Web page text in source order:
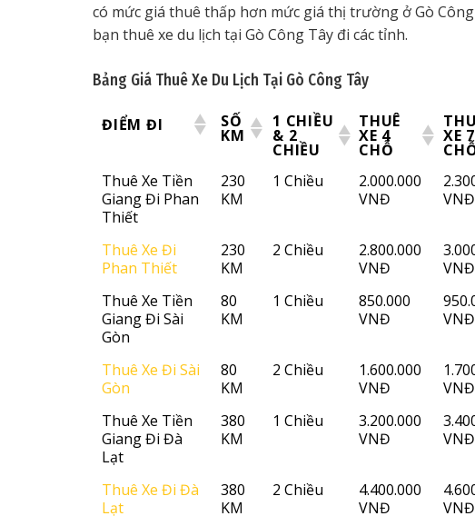
có mức giá thuê thấp hơn mức giá thị trường ở Gò
bạn thuê xe du lịch tại Gò Công Tây đi các tỉnh.
Bảng Giá Thuê Xe Du Lịch Tại Gò Công Tây
ĐIỂM ĐI SỐ
KM
1 CHIỀU
& 2
CHIỀU
THUÊ
XE 4
CHỖ
XE 7
ĐIỂM ĐI
SỐ
KM
1 CHIỀU
& 2
THUÊ
XE 4
CHỖ
XE 7
CHỖ
Thuê Xe Tiền
Giang Đi Phan
Thiết
230
KM
1 Chiều
2.000.000
VNĐ
VNĐ
Thuê Xe Đi
Phan Thiết
230
KM
2 Chiều
2.800.000
VNĐ
VNĐ
Thuê Xe Tiền
Giang Đi Sài
Gòn
80
KM
1 Chiều
850.000
VNĐ
VNĐ
Thuê Xe Đi Sài
Gòn
80
KM
2 Chiều
1.600.000
VNĐ
VNĐ
Thuê Xe Tiền
Giang Đi Đà
Lạt
380
KM
1 Chiều
3.200.000
VNĐ
VNĐ
Thuê Xe Đi Đà
Lạt
380
KM
2 Chiều
4.400.000
VNĐ
VNĐ